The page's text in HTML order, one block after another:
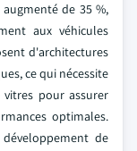
de 35 %,
aux véhicules
d'architectures
ce qui nécessite
pour assurer
optimales.
de